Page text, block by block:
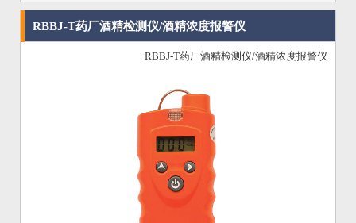
RBBJ-T药厂酒精检测仪/酒精浓度报警仪
RBBJ-T药厂酒精检测仪/酒精浓度报警仪